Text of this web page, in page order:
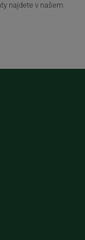
najdete v našem